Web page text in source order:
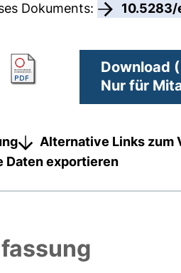
Dokuments:
Download
Nur für
Alternative Links zum
Daten exportieren